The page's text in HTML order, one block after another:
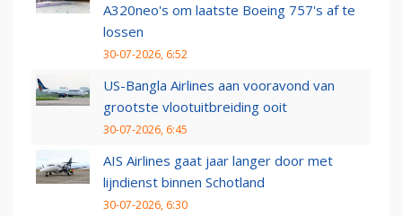
A320neo's om laatste Boeing 757's af te
lossen
30-07-2026, 6:52
US-Bangla Airlines aan vooravond van
grootste vlootuitbreiding ooit
30-07-2026, 6:45
AIS Airlines gaat jaar langer door met
lijndienst binnen Schotland
30-07-2026, 6:30